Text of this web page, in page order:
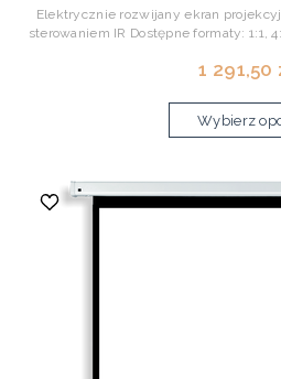
Elektrycznie rozwijany ekran
sterowaniem IR Dostępne formaty: 1:1,
1 291,50
Wybierz